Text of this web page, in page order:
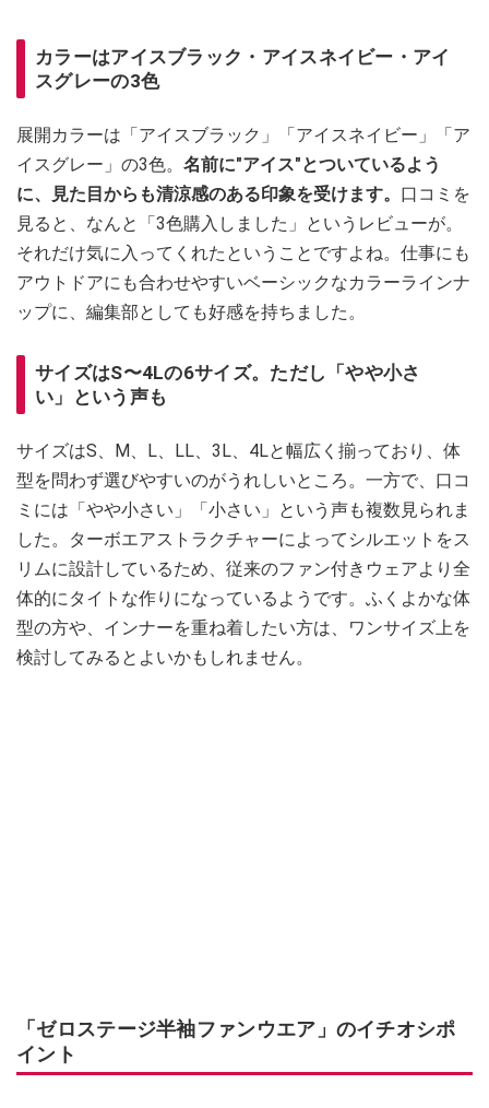
カラーはアイスブラック・アイスネイビー・アイ
スグレーの3色
展開カラーは「アイスブラック」「アイスネイビー」「ア
イスグレー」の3色。 名前に"アイス"とついているよう
に、見た目からも清涼感のある印象を受けます。 口コミを
見ると、なんと「3色購入しました」というレビューが。
それだけ気に入ってくれたということですよね。仕事にも
アウトドアにも合わせやすいベーシックなカラーラインナ
ップに、編集部としても好感を持ちました。
サイズはS〜4Lの6サイズ。ただし「やや小さ
い」という声も
サイズはS、M、L、LL、3L、4Lと幅広く揃っており、体
型を問わず選びやすいのがうれしいところ。一方で、口コ
ミには「やや小さい」「小さい」という声も複数見られま
した。ターボエアストラクチャーによってシルエットをス
リムに設計しているため、従来のファン付きウェアより全
体的にタイトな作りになっているようです。ふくよかな体
型の方や、インナーを重ね着したい方は、ワンサイズ上を
検討してみるとよいかもしれません。
「ゼロステージ半袖ファンウエア」のイチオシポ
イント